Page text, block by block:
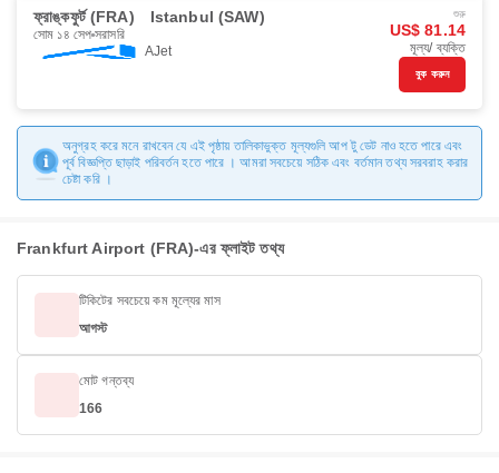
ফ্রাঙ্কফুর্ট (FRA) Istanbul (SAW)
সোম ১৪ সেপ সরাসরি
AJet
শুরু
US$ 81.14
মূল্য/ ব্যক্তি
বুক করুন
অনুগ্রহ করে মনে রাখবেন যে এই পৃষ্ঠায় তালিকাভুক্ত মূল্যগুলি আপ টু ডেট নাও হতে পারে এবং
পূর্ব বিজ্ঞপ্তি ছাড়াই পরিবর্তন হতে পারে । আমরা সবচেয়ে সঠিক এবং বর্তমান তথ্য সরবরাহ করার
চেষ্টা করি ।
Frankfurt Airport (FRA)-এর ফ্লাইট তথ্য
টিকিটের সবচেয়ে কম মূল্যের মাস
আগস্ট
মোট গন্তব্য
166